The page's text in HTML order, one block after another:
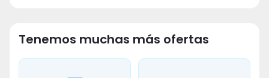
Tenemos muchas más ofertas